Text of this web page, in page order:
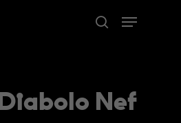
search
Menu
Nef